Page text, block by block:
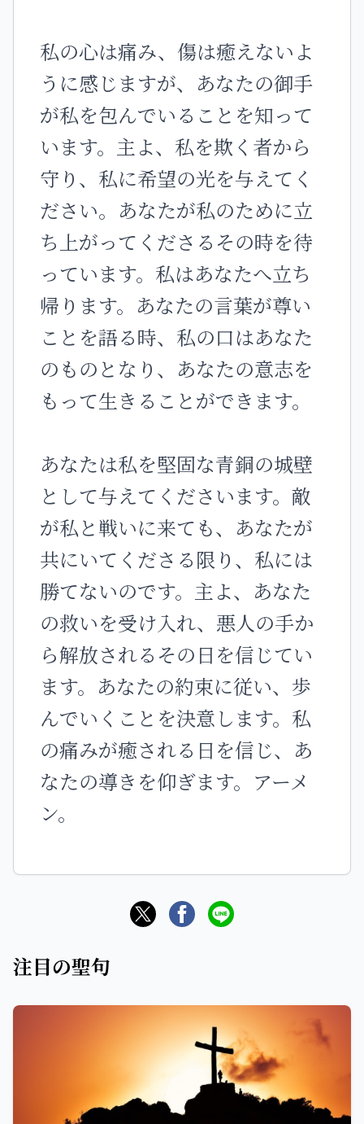
私の心は痛み、傷は癒えないよ
うに感じますが、あなたの御手
が私を包んでいることを知って
います。主よ、私を欺く者から
守り、私に希望の光を与えてく
ださい。あなたが私のために立
ち上がってくださるその時を待
っています。私はあなたへ立ち
帰ります。あなたの言葉が尊い
ことを語る時、私の口はあなた
のものとなり、あなたの意志を
もって生きることができます。
あなたは私を堅固な青銅の城壁
として与えてくださいます。敵
が私と戦いに来ても、あなたが
共にいてくださる限り、私には
勝てないのです。主よ、あなた
の救いを受け入れ、悪人の手か
ら解放されるその日を信じてい
ます。あなたの約束に従い、歩
んでいくことを決意します。私
の痛みが癒される日を信じ、あ
なたの導きを仰ぎます。アーメ
ン。
注目の聖句